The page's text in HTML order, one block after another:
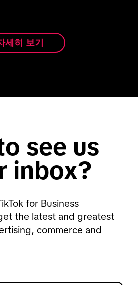
세히 보기
see us
inbox?
for Business
the latest and greatest
commerce and